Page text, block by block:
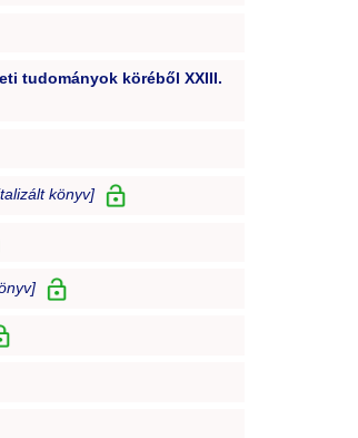
tudományok köréből XXIII.
könyv]